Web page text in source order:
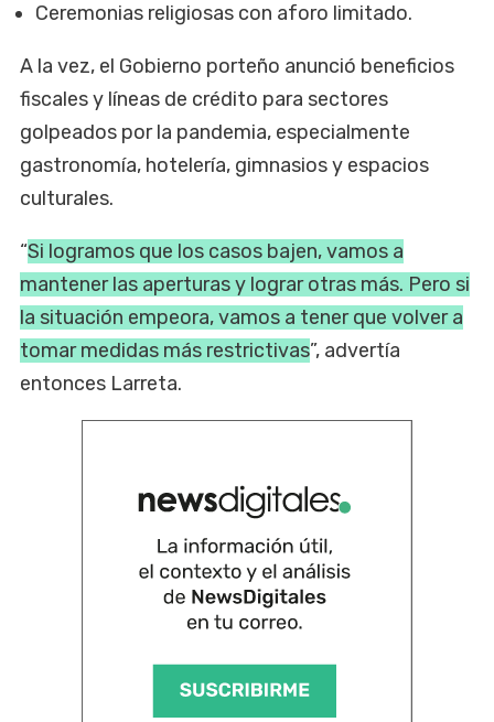
Ceremonias religiosas con aforo limitado.
A la vez, el Gobierno porteño anunció beneficios
fiscales y líneas de crédito para sectores
golpeados por la pandemia, especialmente
gastronomía, hotelería, gimnasios y espacios
culturales.
“Si logramos que los casos bajen, vamos a
mantener las aperturas y lograr otras más. Pero si
la situación empeora, vamos a tener que volver a
tomar medidas más restrictivas”, advertía
entonces Larreta.